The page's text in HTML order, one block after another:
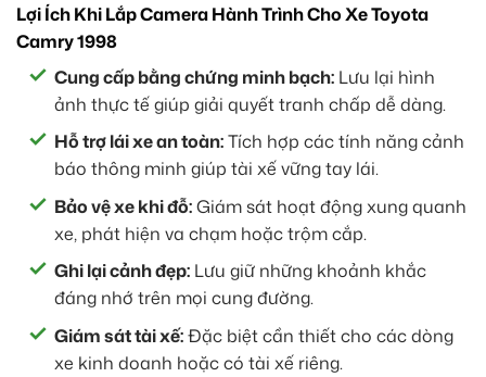
Lợi Ích Khi Lắp Camera Hành Trình Cho Xe Toyota
Camry 1998
Cung cấp bằng chứng minh bạch: Lưu lại hình
ảnh thực tế giúp giải quyết tranh chấp dễ dàng.
Hỗ trợ lái xe an toàn:Tích hợp các tính năng cảnh
báo thông minh giúp tài xế vững tay lái.
Bảo vệ xe khi đỗ:Giám sát hoạt động xung quanh
xe, phát hiện va chạm hoặc trộm cắp.
Ghi lại cảnh đẹp: Lưu giữ những khoảnh khắc
đáng nhớ trên mọi cung đường.
Giám sát tài xế:Đặc biệt cần thiết cho các dòng
xe kinh doanh hoặc có tài xế riêng.